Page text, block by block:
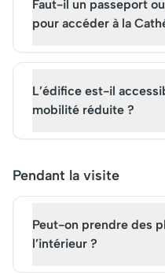
Faut-il un passeport
pour accéder à la
L’édifice est-il
mobilité réduite ?
Pendant la visite
Peut-on prendre des
l’intérieur ?